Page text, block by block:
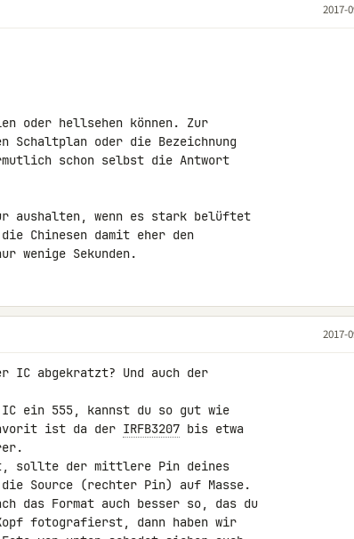
2017-
oder hellsehen können. Zur
Schaltplan oder die Bezeichnung
schon selbst die Antwort
aushalten, wenn es stark belüftet
Chinesen damit eher den
wenige Sekunden.
2017-
IC abgekratzt? Und auch der
ein 555, kannst du so gut wie
ist da der IRFB3207 bis etwa
sollte der mittlere Pin deines
die Source (rechter Pin) auf Masse.
das Format auch besser so, das du
fotografierst, dann haben wir